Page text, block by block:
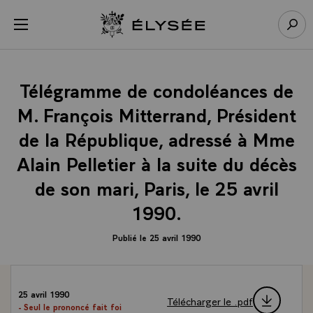
menu Retour à l’accueil Élysée
Télégramme de condoléances de
M. François Mitterrand, Président
de la République, adressé à Mme
Alain Pelletier à la suite du décès
de son mari, Paris, le 25 avril
1990.
Publié le 25 avril 1990
25 avril 1990
- Seul le prononcé fait foi
Télécharger le .pdf
Panneau de gestion des cookies